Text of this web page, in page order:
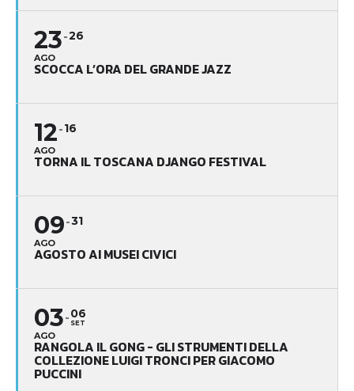
23
AGO
26
SCOCCA L’ORA DEL GRANDE JAZZ
12
AGO
16
TORNA IL TOSCANA DJANGO FESTIVAL
09
AGO
31
AGOSTO AI MUSEI CIVICI
03
AGO
06
SET
RANGOLA IL GONG - GLI STRUMENTI DELLA
COLLEZIONE LUIGI TRONCI PER GIACOMO
PUCCINI